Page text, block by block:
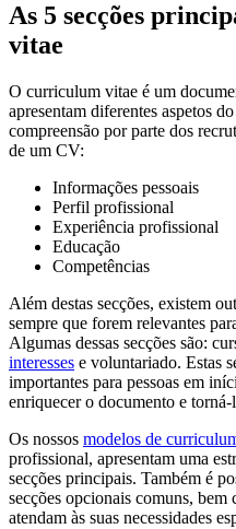
As 5 secções
vitae
O curriculum vitae é um
apresentam diferentes aspetos
compreensão por parte dos
de um CV:
Informações pessoais
Perfil profissional
Experiência profissional
Educação
Competências
Além destas secções, existem
sempre que forem relevantes
Algumas dessas secções são:
interesses e voluntariado. Estas
importantes para pessoas em
enriquecer o documento e
Os nossos modelos de
profissional, apresentam uma
secções principais. Também é
secções opcionais comuns, bem
atendam às suas necessidades